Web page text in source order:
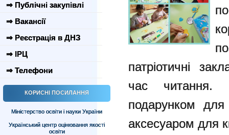
⇒ Публічні закупівлі
⇒ Вакансії
⇒ Реєстрація в ДНЗ
⇒ ІРЦ
⇒ Телефони
КОРИСНІ ПОСИЛАННЯ
Міністерство освіти і науки України
Український центр оцінювання якості
освіти
патріотичні
час
подарунком
аксесуаром для